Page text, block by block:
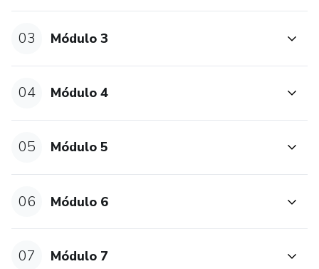
03 Módulo 3
04 Módulo 4
05 Módulo 5
06 Módulo 6
07 Módulo 7